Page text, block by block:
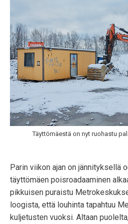
Täyttömäestä on nyt ruohastu
Parin viikon ajan on jännityksellä
täyttömäen poisroadaaminen
pikkuisen puraistu
loogista, että louhinta tapahtuu
kuljetusten vuoksi. Altaan